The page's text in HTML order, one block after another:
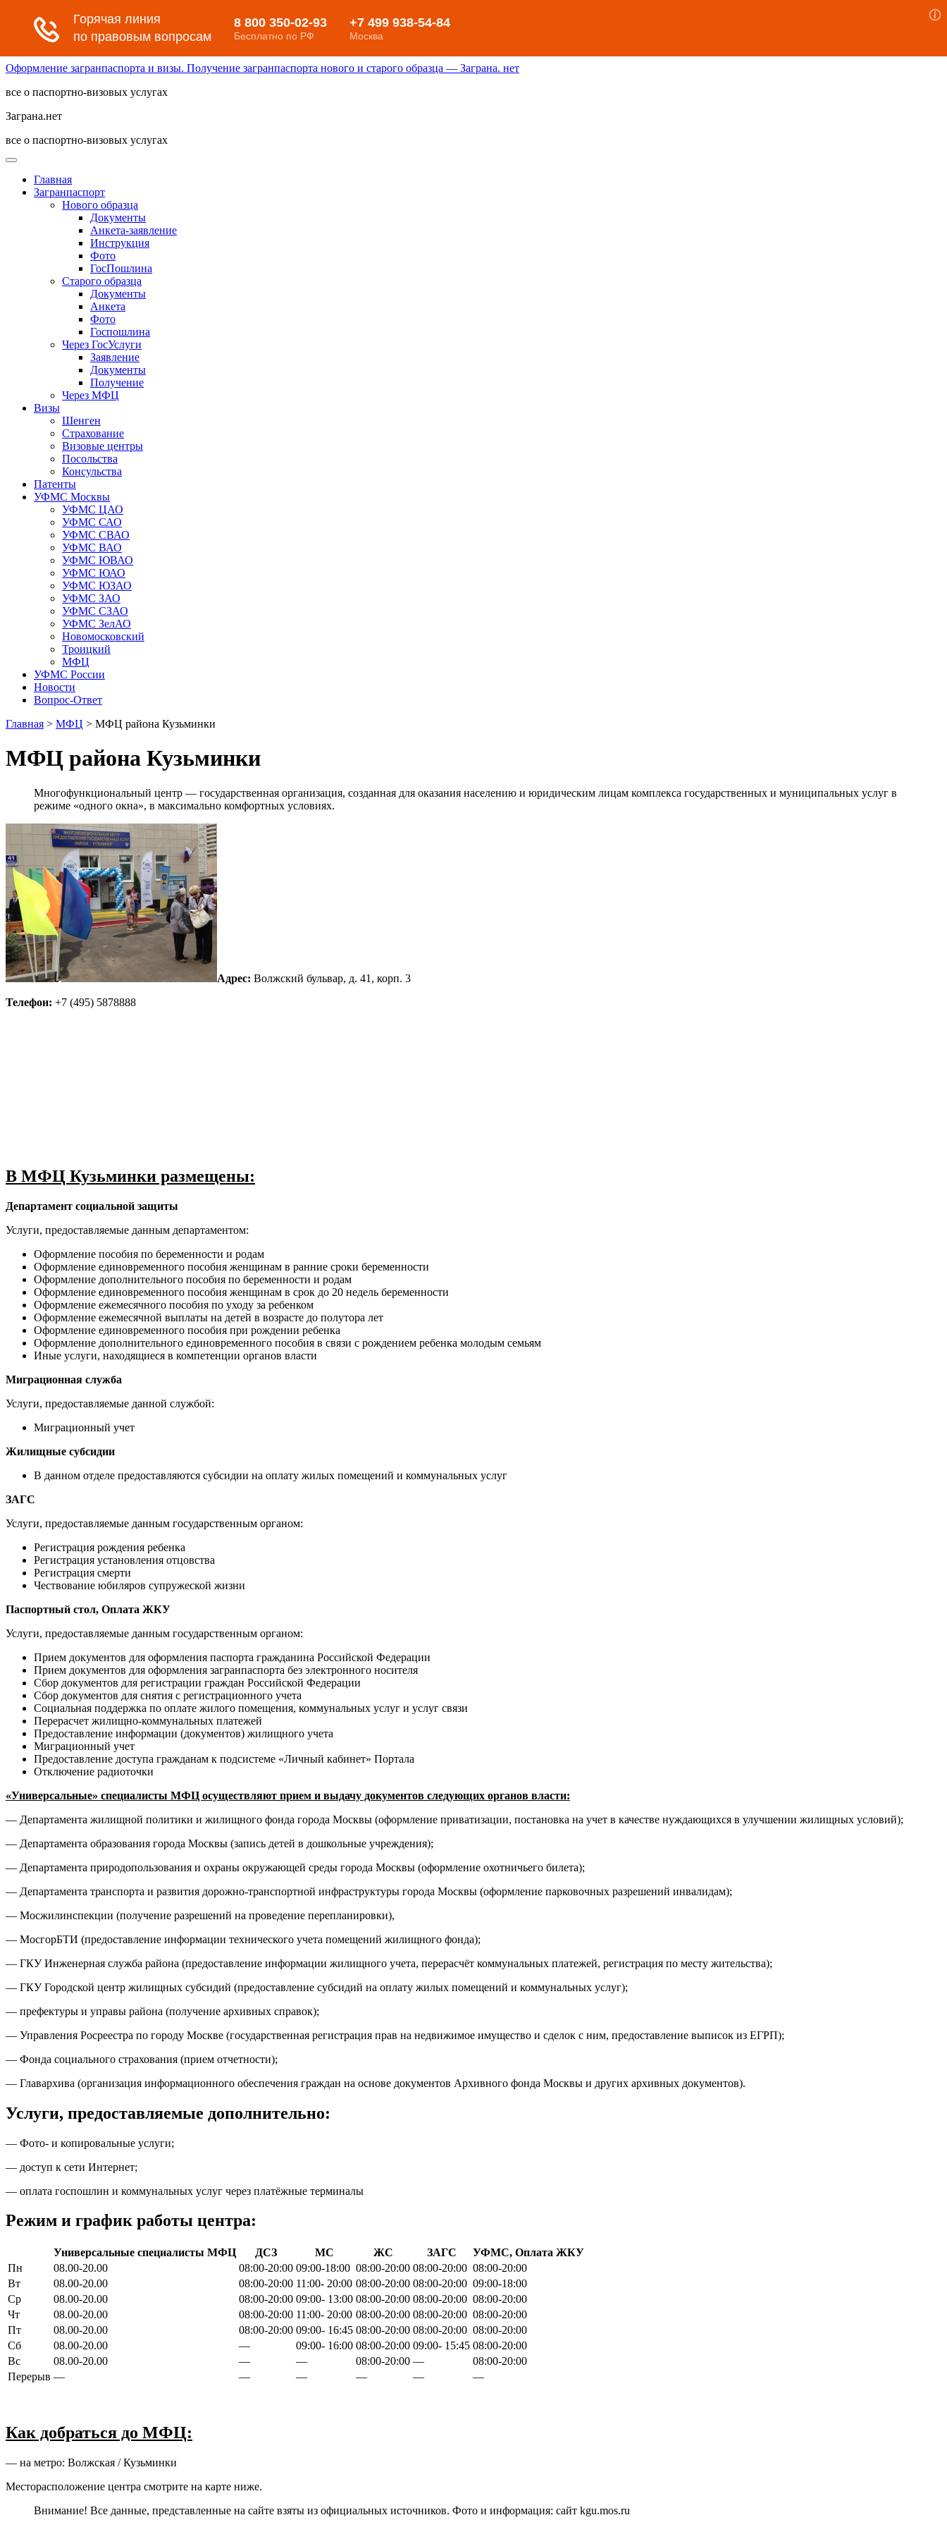
Оформление загранпаспорта и визы. Получение загранпаспорта нового и старого образца — Заграна. нет
все о паспортно-визовых услугах
Заграна.нет
все о паспортно-визовых услугах
Главная
Загранпаспорт
Нового образца
Документы
Анкета-заявление
Инструкция
Фото
ГосПошлина
Старого образца
Документы
Анкета
Фото
Госпошлина
Через ГосУслуги
Заявление
Документы
Получение
Через МФЦ
Визы
Шенген
Страхование
Визовые центры
Посольства
Консульства
Патенты
УФМС Москвы
УФМС ЦАО
УФМС САО
УФМС СВАО
УФМС ВАО
УФМС ЮВАО
УФМС ЮАО
УФМС ЮЗАО
УФМС ЗАО
УФМС СЗАО
УФМС ЗелАО
Новомосковский
Троицкий
МФЦ
УФМС России
Новости
Вопрос-Ответ
Главная > МФЦ > МФЦ района Кузьминки
МФЦ района Кузьминки
Многофункциональный центр — государственная организация, созданная для оказания населению и юридическим лицам комплекса государственных и муниципальных услуг в
режиме «одного окна», в максимально комфортных условиях.
Адрес: Волжский бульвар, д. 41, корп. 3
Телефон: +7 (495) 5878888
В МФЦ Кузьминки размещены:
Департамент социальной защиты
Услуги, предоставляемые данным департаментом:
Оформление пособия по беременности и родам
Оформление единовременного пособия женщинам в ранние сроки беременности
Оформление дополнительного пособия по беременности и родам
Оформление единовременного пособия женщинам в срок до 20 недель беременности
Оформление ежемесячного пособия по уходу за ребенком
Оформление ежемесячной выплаты на детей в возрасте до полутора лет
Оформление единовременного пособия при рождении ребенка
Оформление дополнительного единовременного пособия в связи с рождением ребенка молодым семьям
Иные услуги, находящиеся в компетенции органов власти
Миграционная служба
Услуги, предоставляемые данной службой:
Миграционный учет
Жилищные субсидии
В данном отделе предоставляются субсидии на оплату жилых помещений и коммунальных услуг
ЗАГС
Услуги, предоставляемые данным государственным органом:
Регистрация рождения ребенка
Регистрация установления отцовства
Регистрация смерти
Чествование юбиляров супружеской жизни
Паспортный стол, Оплата ЖКУ
Услуги, предоставляемые данным государственным органом:
Прием документов для оформления паспорта гражданина Российской Федерации
Прием документов для оформления загранпаспорта без электронного носителя
Сбор документов для регистрации граждан Российской Федерации
Сбор документов для снятия с регистрационного учета
Социальная поддержка по оплате жилого помещения, коммунальных услуг и услуг связи
Перерасчет жилищно-коммунальных платежей
Предоставление информации (документов) жилищного учета
Миграционный учет
Предоставление доступа гражданам к подсистеме «Личный кабинет» Портала
Отключение радиоточки
«Универсальные» специалисты МФЦ осуществляют прием и выдачу документов следующих органов власти:
— Департамента жилищной политики и жилищного фонда города Москвы (оформление приватизации, постановка на учет в качестве нуждающихся в улучшении жилищных условий);
— Департамента образования города Москвы (запись детей в дошкольные учреждения);
— Департамента природопользования и охраны окружающей среды города Москвы (оформление охотничьего билета);
— Департамента транспорта и развития дорожно-транспортной инфраструктуры города Москвы (оформление парковочных разрешений инвалидам);
— Мосжилинспекции (получение разрешений на проведение перепланировки),
— МосгорБТИ (предоставление информации технического учета помещений жилищного фонда);
— ГКУ Инженерная служба района (предоставление информации жилищного учета, перерасчёт коммунальных платежей, регистрация по месту жительства);
— ГКУ Городской центр жилищных субсидий (предоставление субсидий на оплату жилых помещений и коммунальных услуг);
— префектуры и управы района (получение архивных справок);
— Управления Росреестра по городу Москве (государственная регистрация прав на недвижимое имущество и сделок с ним, предоставление выписок из ЕГРП);
— Фонда социального страхования (прием отчетности);
— Главархива (организация информационного обеспечения граждан на основе документов Архивного фонда Москвы и других архивных документов).
Услуги, предоставляемые дополнительно:
— Фото- и копировальные услуги;
— доступ к сети Интернет;
— оплата госпошлин и коммунальных услуг через платёжные терминалы
Режим и график работы центра:
Универсальные специалисты МФЦ ДСЗ МС ЖС ЗАГС
УФМС, Оплата ЖКУ
Пн
08.00-20.00 08:00-20:00 09:00-18:00 08:00-20:00 08:00-20:00 08:00-20:00
Вт
08.00-20.00 08:00-20:00 11:00- 20:00 08:00-20:00 08:00-20:00 09:00-18:00
Ср
08.00-20.00 08:00-20:00 09:00- 13:00 08:00-20:00 08:00-20:00 08:00-20:00
Чт
08.00-20.00 08:00-20:00 11:00- 20:00 08:00-20:00 08:00-20:00 08:00-20:00
Пт
08.00-20.00 08:00-20:00 09:00- 16:45 08:00-20:00 08:00-20:00 08:00-20:00
Сб
08.00-20.00 — 09:00- 16:00 08:00-20:00 09:00- 15:45 08:00-20:00
Вс
08.00-20.00 — — 08:00-20:00 —
08:00-20:00
Перерыв — — — — — —
Как добраться до МФЦ:
— на метро: Волжская / Кузьминки
Месторасположение центра смотрите на карте ниже.
Внимание! Все данные, представленные на сайте взяты из официальных источников. Фото и информация: сайт kgu.mos.ru